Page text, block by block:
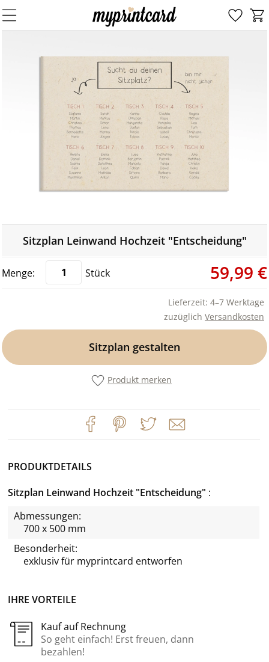
Sitzplan Leinwand Hochzeit "Entscheidung"
Stück 59,99 €
Lieferzeit: 4–7 Werktage
zuzüglich Versandkosten
Sitzplan gestalten
Produkt merken
IHRE VORTEILE
Kauf auf Rechnung
So geht einfach! Erst freuen, dann
bezahlen!
PRODUKTDETAILS
Sitzplan Leinwand Hochzeit "Entscheidung"
Abmessungen:
700 x 500 mm
Besonderheit:
exklusiv für myprintcard entworfen